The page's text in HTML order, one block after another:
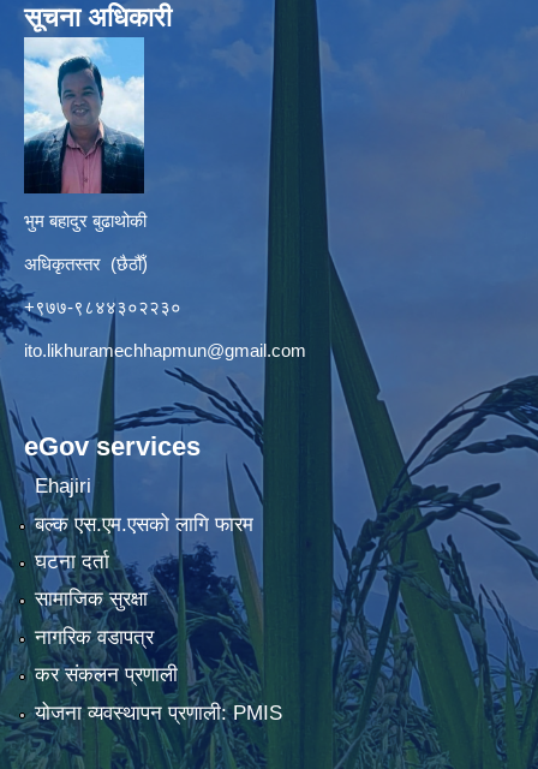
सूचना अधिकारी
भुम बहादुर बुढाथोकी
अधिकृतस्तर (छैठौँ)
+९७७-९८४४३०२२३०
ito.likhuramechhapmun@gmail.com
eGov services
Ehajiri
बल्क एस.एम.एसको लागि फारम
घटना दर्ता
सामाजिक सुरक्षा
नागरिक वडापत्र
कर संकलन प्रणाली
योजना व्यवस्थापन प्रणाली: PMIS